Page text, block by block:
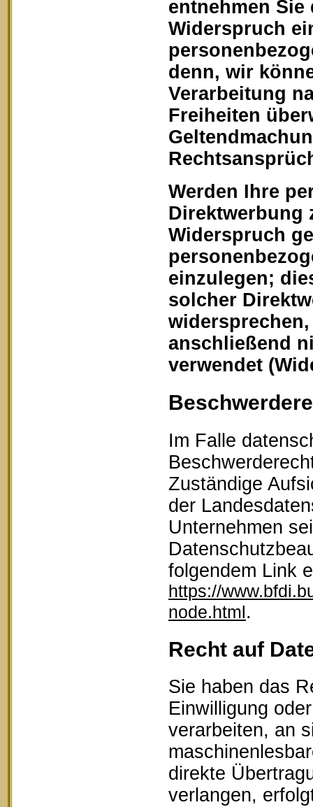
entnehmen
Widerspruch
denn, wir
Verarbeitung
Freiheiten
Werden Ihre
Direktwerbung
Widerspruch
einzulegen;
solcher
anschließend
verwendet
Im Falle
Zuständige
der
Unternehmen
folgendem Link
https://
node.html.
Recht auf
Sie haben das
Einwilligung
verarbeiten, an
direkte
verlangen,